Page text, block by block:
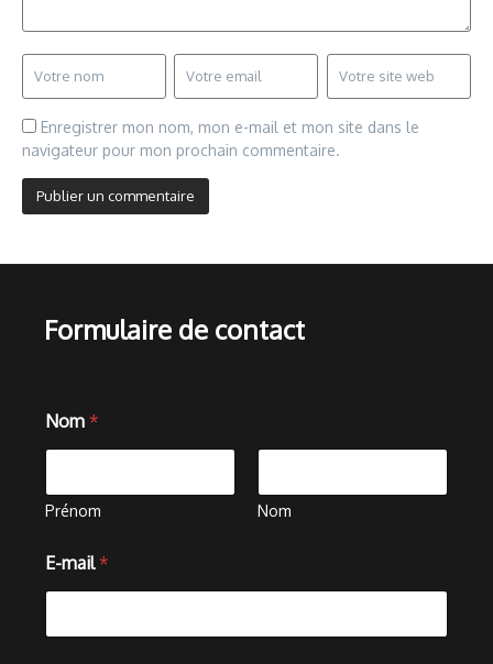
Enregistrer mon nom, mon e-mail et mon site dans le
navigateur pour mon prochain commentaire.
Formulaire de contact
Nom *
Prénom Nom
o
m
u
E-mail *